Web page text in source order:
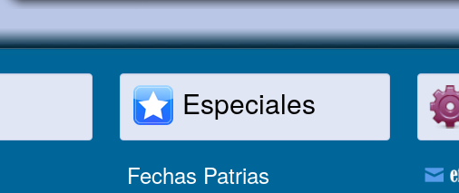
Especiales
Fechas Patrias